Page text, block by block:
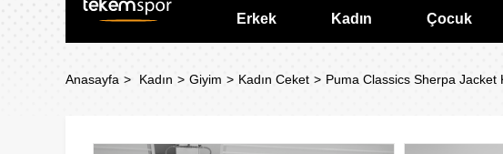
Erkek Kadın Çocuk
Anasayfa Kadın Giyim Kadın Ceket Puma Classics Sherpa Jacket